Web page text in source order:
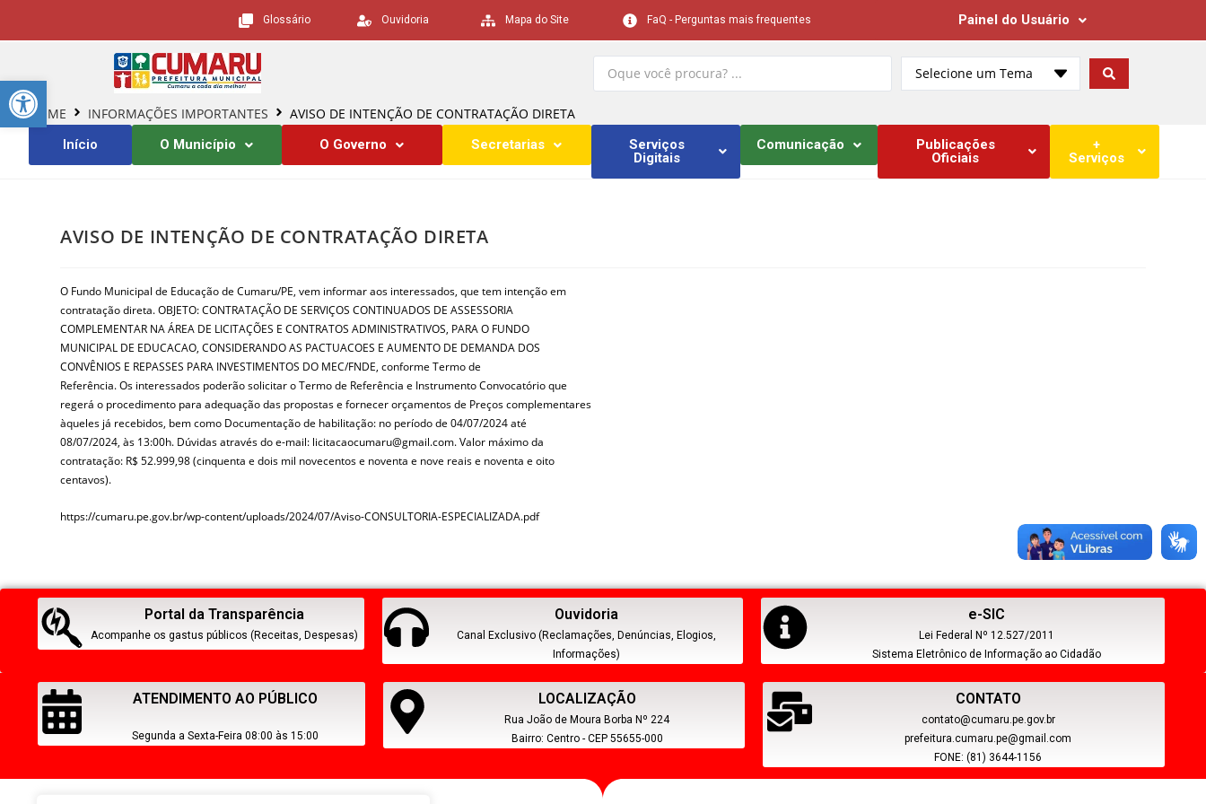
Barra de Ferramentas Aberta
Glossário Ouvidoria Mapa do Site FaQ - Perguntas mais frequentes Painel do Usuário
Selecione um Tema
HOME INFORMAÇÕES IMPORTANTES AVISO DE INTENÇÃO DE CONTRATAÇÃO DIRETA
Início O Município O Governo Secretarias
Serviços
Digitais
Comunicação
Publicações
Oficiais
+
Serviços
AVISO DE INTENÇÃO DE CONTRATAÇÃO DIRETA
O Fundo Municipal de Educação de Cumaru/PE, vem informar aos interessados, que tem intenção em
contratação direta. OBJETO: CONTRATAÇÃO DE SERVIÇOS CONTINUADOS DE ASSESSORIA
COMPLEMENTAR NA ÁREA DE LICITAÇÕES E CONTRATOS ADMINISTRATIVOS, PARA O FUNDO
MUNICIPAL DE EDUCACAO, CONSIDERANDO AS PACTUACOES E AUMENTO DE DEMANDA DOS
CONVÊNIOS E REPASSES PARA INVESTIMENTOS DO MEC/FNDE, conforme Termo de
Referência. Os interessados poderão solicitar o Termo de Referência e Instrumento Convocatório que
regerá o procedimento para adequação das propostas e fornecer orçamentos de Preços complementares
àqueles já recebidos, bem como Documentação de habilitação: no período de 04/07/2024 até
08/07/2024, às 13:00h. Dúvidas através do e-mail: licitacaocumaru@gmail.com. Valor máximo da
contratação: R$ 52.999,98 (cinquenta e dois mil novecentos e noventa e nove reais e noventa e oito
centavos).
https://cumaru.pe.gov.br/wp-content/uploads/2024/07/Aviso-CONSULTORIA-ESPECIALIZADA.pdf
Portal da Transparência
Acompanhe os gastus públicos (Receitas, Despesas)
Ouvidoria
Canal Exclusivo (Reclamações, Denúncias, Elogios,
Informações)
e-SIC
Lei Federal Nº 12.527/2011
Sistema Eletrônico de Informação ao Cidadão
ATENDIMENTO AO PÚBLICO
Segunda a Sexta-Feira 08:00 às 15:00
LOCALIZAÇÃO
Rua João de Moura Borba Nº 224
Bairro: Centro - CEP 55655-000
CONTATO
contato@cumaru.pe.gov.br
prefeitura.cumaru.pe@gmail.com
FONE: (81) 3644-1156